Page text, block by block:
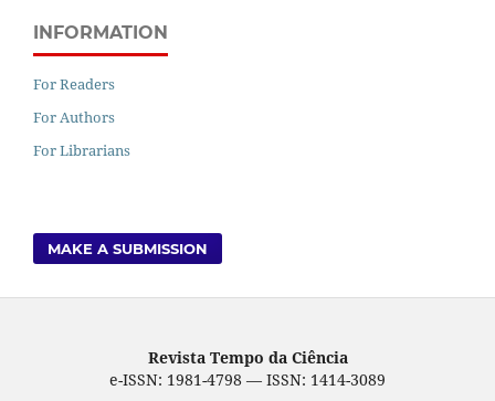
INFORMATION
For Readers
For Authors
For Librarians
MAKE A SUBMISSION
Revista Tempo da Ciência
e-ISSN: 1981-4798 — ISSN: 1414-3089